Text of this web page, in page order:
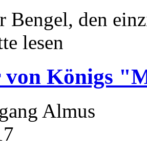
Bengel, den
lesen
Königs
Almus